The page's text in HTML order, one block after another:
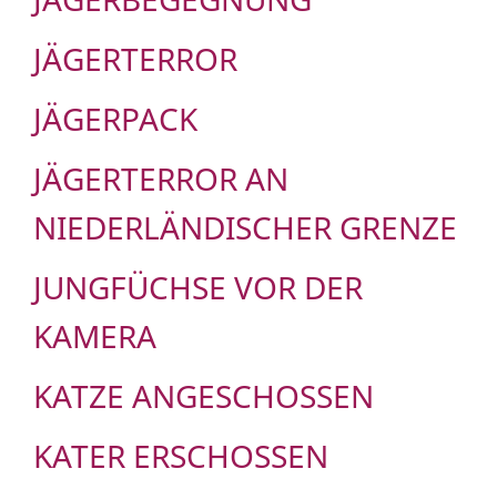
JÄGERTERROR
JÄGERPACK
JÄGERTERROR AN
NIEDERLÄNDISCHER GRENZE
JUNGFÜCHSE VOR DER
KAMERA
KATZE ANGESCHOSSEN
KATER ERSCHOSSEN